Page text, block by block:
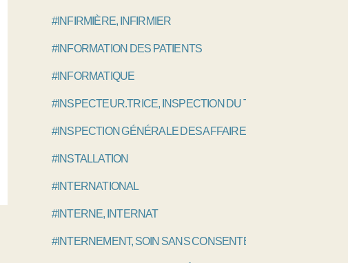
#INFIRMIÈRE, INFIRMIER
#INFORMATION DES PATIENTS
#INFORMATIQUE
#INSPECTEUR.TRICE, INSPECTION DU TRAVAIL
#INSPECTION GÉNÉRALE DES AFFAIRES SOCIALES, IGAS
#INSTALLATION
#INTERNATIONAL
#INTERNE, INTERNAT
#INTERNEMENT, SOIN SANS CONSENTEMENT